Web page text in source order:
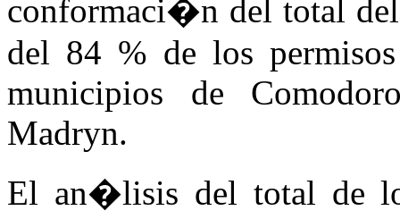
conformaci�n del total
del 84 % de los
municipios de
Madryn.
El an�lisis del total de